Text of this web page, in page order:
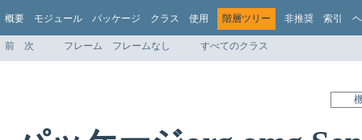
概要 モジュール パッケージ クラス 使用 階層ツリー 非推奨 索引
前 次 フレーム フレームなし すべてのクラス